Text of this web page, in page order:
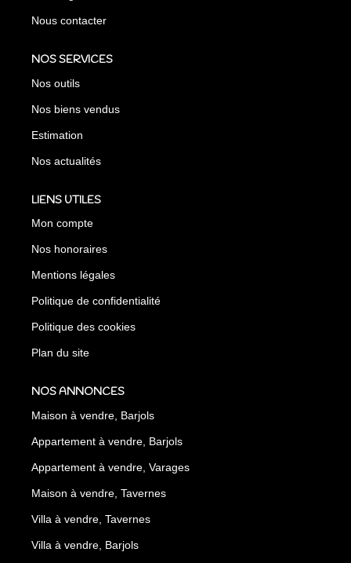
Nous contacter
NOS SERVICES
Nos outils
Nos biens vendus
Estimation
Nos actualités
LIENS UTILES
Mon compte
Nos honoraires
Mentions légales
Politique de confidentialité
Politique des cookies
Plan du site
NOS ANNONCES
Maison à vendre, Barjols
Appartement à vendre, Barjols
Appartement à vendre, Varages
Maison à vendre, Tavernes
Villa à vendre, Tavernes
Villa à vendre, Barjols